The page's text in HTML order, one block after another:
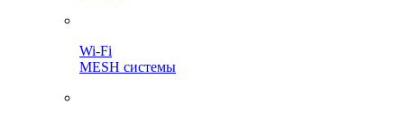
Wi-Fi
MESH системы